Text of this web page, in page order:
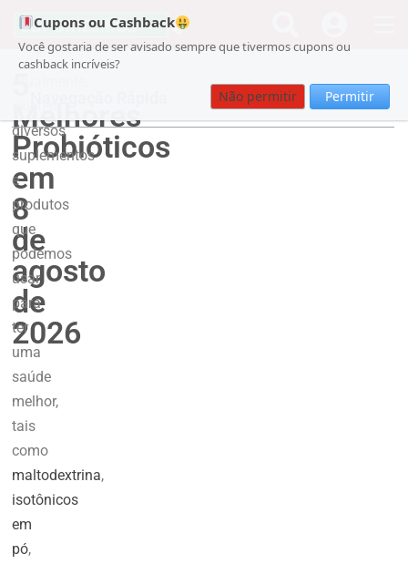
Cupons ou Cashback
Você gostaria de ser avisado sempre que tivermos cupons ou
cashback incríveis?
Não permitir Permitir
Melhores
Probióticos
em
8
de
agosto
de
2026
diversos
suplementos
e
produtos
que
podemos
usar
para
ter
uma
saúde
melhor,
tais
como
maltodextrina,
isotônicos
em
pó,